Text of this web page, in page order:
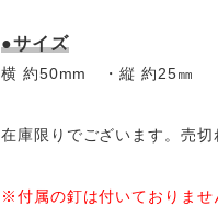
●サイズ
横 約50mm ・縦 約25㎜
在庫限りでございます。売切
※付属の釘は付いておりませ